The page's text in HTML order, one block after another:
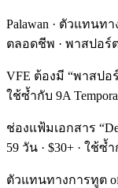
Palawan · ตัวแทนทา
ตลอดชีพ · พาสปอร์
VFE ต้องมี “พาสปอร์
ใช้ซ้ำกับ 9A
ช่องแฟ้มเอกสาร
59 วัน · $30+ · ใช้ซ้ำ
ตัวแทนทางการทูต of